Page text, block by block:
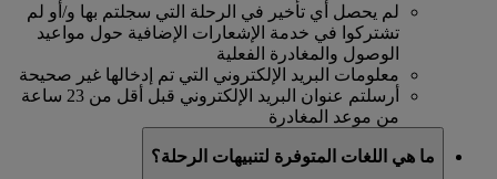
لم يحصل أي تأخير في الرحلة التي سجلتم بها و/أو لم
تشتركوا في خدمة الإشعارات الإضافية حول مواعيد
الوصول والمغادرة الفعلية
معلومات البريد الإلكتروني التي تم إدخالها غير صحيحة
أرسلتم عنوان البريد الإلكتروني قبل أقل من 23 ساعة
من موعد المغادرة
ما هي اللغات المتوفرة لتنبيهات الرحلة؟